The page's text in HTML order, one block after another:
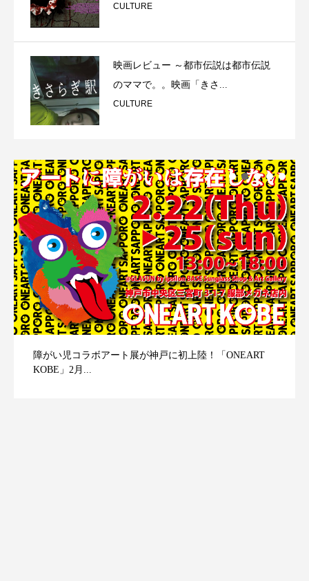
CULTURE
映画レビュー ～都市伝説は都市伝説
のママで。。映画「きさ...
CULTURE
障がい児コラボアート展が神戸に初上陸！「ONEART
KOBE」2月...